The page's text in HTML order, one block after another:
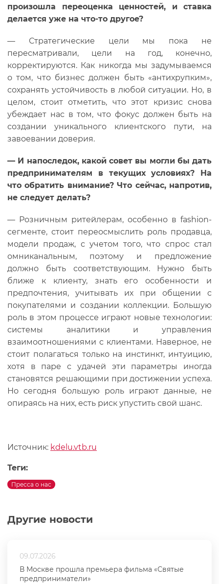
Другие новости
09.07.2026
В Москве прошла премьера фильма «Святые
предприниматели»
произошла переоценка ценностей, и ставка
делается уже на что-то другое?
— Стратегические цели мы пока не
пересматривали, цели на год, конечно,
корректируются. Как никогда мы задумываемся
о том, что бизнес должен быть «антихрупким»,
сохранять устойчивость в любой ситуации. Но, в
целом, стоит отметить, что этот кризис снова
убеждает нас в том, что фокус должен быть на
создании уникального клиентского пути, на
завоевании доверия.
— И напоследок, какой совет вы могли бы дать
предпринимателям в текущих условиях? На
что обратить внимание? Что сейчас, напротив,
не следует делать?
— Розничным ритейлерам, особенно в fashion-
сегменте, стоит переосмыслить роль продавца,
модели продаж, с учетом того, что спрос стал
омниканальным, поэтому и предложение
должно быть соответствующим. Нужно быть
ближе к клиенту, знать его особенности и
предпочтения, учитывать их при общении с
покупателями и создании коллекции. Большую
роль в этом процессе играют новые технологии:
системы аналитики и управления
взаимоотношениями с клиентами. Наверное, не
стоит полагаться только на инстинкт, интуицию,
хотя в паре с удачей эти параметры иногда
становятся решающими при достижении успеха.
Но сегодня большую роль играют данные, не
опираясь на них, есть риск упустить свой шанс.
Источник: kdelu.vtb.ru
Теги:
Пресса о нас